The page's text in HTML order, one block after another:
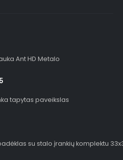
Ant HD Metalo
tapytas paveikslas
su stalo įrankių komplektu